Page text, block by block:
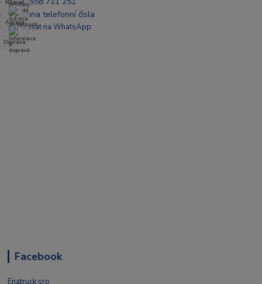
Napsat
Adresa
Doprava
Všechna telefonní čísla
📩 Napsat na WhatsApp
Facebook
Enatruck sro